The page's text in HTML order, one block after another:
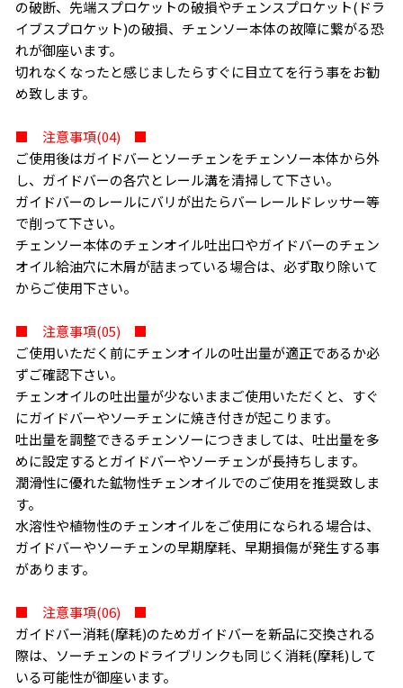
の破断、先端スプロケットの破損やチェンスプロケット(ドラ
イブスプロケット)の破損、チェンソー本体の故障に繋がる恐
れが御座います。
切れなくなったと感じましたらすぐに目立てを行う事をお勧
め致します。
■ 注意事項(04) ■
ご使用後はガイドバーとソーチェンをチェンソー本体から外
し、ガイドバーの各穴とレール溝を清掃して下さい。
ガイドバーのレールにバリが出たらバーレールドレッサー等
で削って下さい。
チェンソー本体のチェンオイル吐出口やガイドバーのチェン
オイル給油穴に木屑が詰まっている場合は、必ず取り除いて
からご使用下さい。
■ 注意事項(05) ■
ご使用いただく前にチェンオイルの吐出量が適正であるか必
ずご確認下さい。
チェンオイルの吐出量が少ないままご使用いただくと、すぐ
にガイドバーやソーチェンに焼き付きが起こります。
吐出量を調整できるチェンソーにつきましては、吐出量を多
めに設定するとガイドバーやソーチェンが長持ちします。
潤滑性に優れた鉱物性チェンオイルでのご使用を推奨致しま
す。
水溶性や植物性のチェンオイルをご使用になられる場合は、
ガイドバーやソーチェンの早期摩耗、早期損傷が発生する事
があります。
■ 注意事項(06) ■
ガイドバー消耗(摩耗)のためガイドバーを新品に交換される
際は、ソーチェンのドライブリンクも同じく消耗(摩耗)して
いる可能性が御座います。